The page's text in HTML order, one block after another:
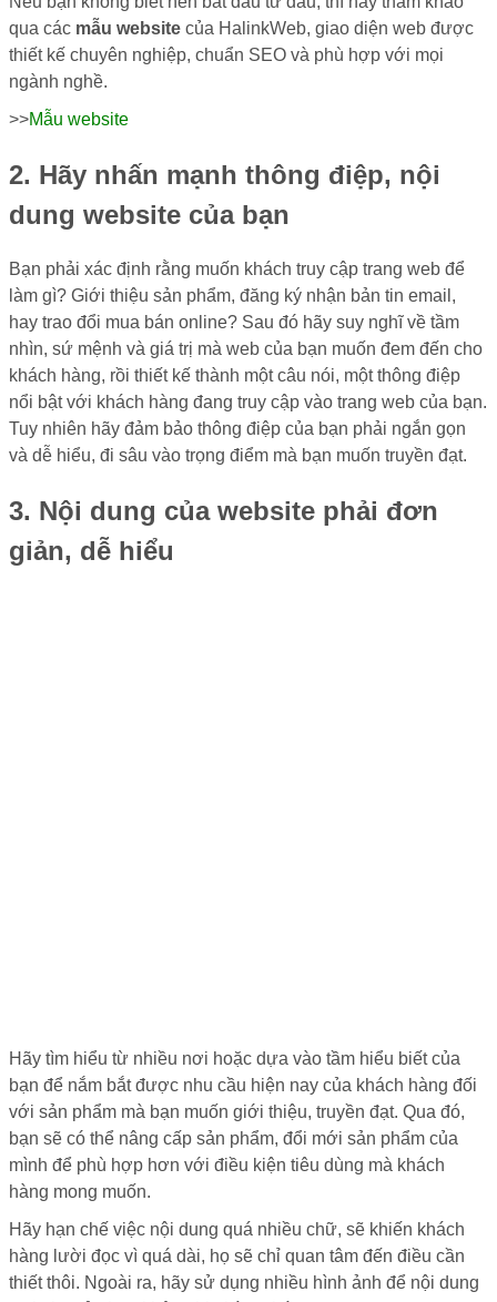
qua các mẫu website của HalinkWeb, giao diện web được
thiết kế chuyên nghiệp, chuẩn SEO và phù hợp với mọi
ngành nghề.
>>Mẫu website
2. Hãy nhấn mạnh thông điệp, nội
dung website của bạn
Bạn phải xác định rằng muốn khách truy cập trang web để
làm gì? Giới thiệu sản phẩm, đăng ký nhận bản tin email,
hay trao đổi mua bán online? Sau đó hãy suy nghĩ về tầm
nhìn, sứ mệnh và giá trị mà web của bạn muốn đem đến cho
khách hàng, rồi thiết kế thành một câu nói, một thông điệp
nổi bật với khách hàng đang truy cập vào trang web của bạn.
Tuy nhiên hãy đảm bảo thông điệp của bạn phải ngắn gọn
và dễ hiểu, đi sâu vào trọng điểm mà bạn muốn truyền đạt.
3. Nội dung của website phải đơn
giản, dễ hiểu
Hãy tìm hiểu từ nhiều nơi hoặc dựa vào tầm hiểu biết của
bạn để nắm bắt được nhu cầu hiện nay của khách hàng đối
với sản phẩm mà bạn muốn giới thiệu, truyền đạt. Qua đó,
bạn sẽ có thể nâng cấp sản phẩm, đổi mới sản phẩm của
mình để phù hợp hơn với điều kiện tiêu dùng mà khách
hàng mong muốn.
Hãy hạn chế việc nội dung quá nhiều chữ, sẽ khiến khách
hàng lười đọc vì quá dài, họ sẽ chỉ quan tâm đến điều cần
thiết thôi. Ngoài ra, hãy sử dụng nhiều hình ảnh để nội dung